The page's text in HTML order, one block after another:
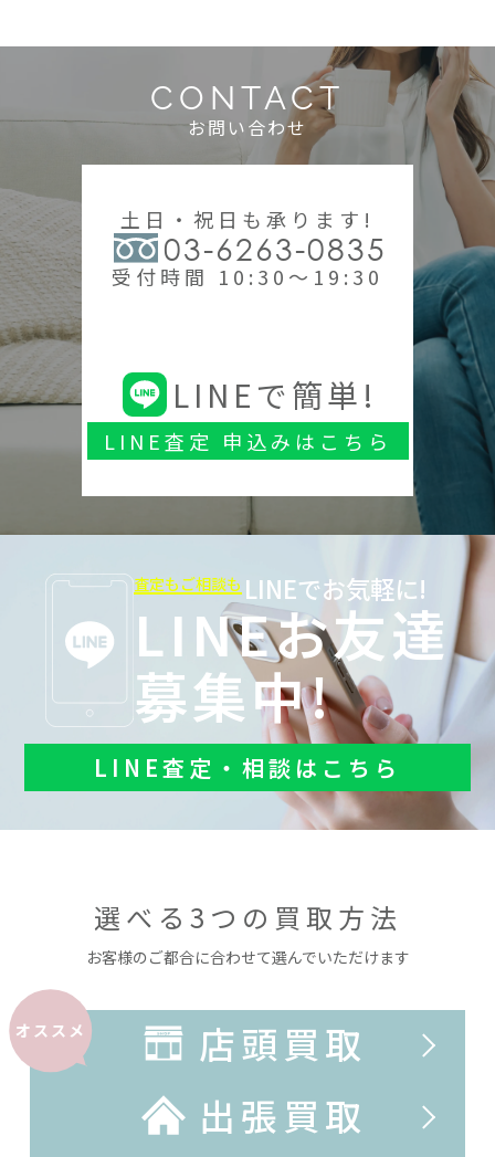
CONTACT
お問い合わせ
土日・祝日も承ります!
03-6263-0835
受付時間 10:30～19:30
LINEで簡単!
LINE査定 申込みはこちら
査定もご相談も LINEでお気軽に!
LINEお友達
募集中!
LINE査定・相談はこちら
選べる3つの買取方法
お客様のご都合に合わせて選んでいただけます
オススメ
店頭買取
出張買取